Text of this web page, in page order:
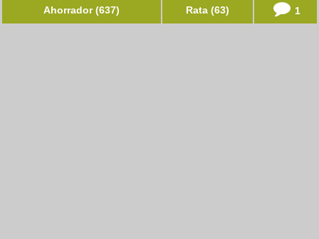
Ahorrador (637) Rata (63) 1